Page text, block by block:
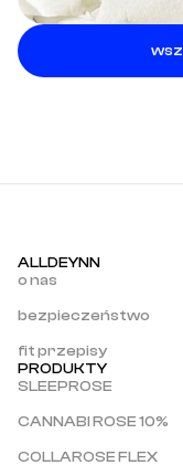
ALLDEYNN
o nas
bezpieczeństwo
fit przepisy
PRODUKTY
SLEEPROSE
CANNABI ROSE 10%
COLLAROSE FLEX